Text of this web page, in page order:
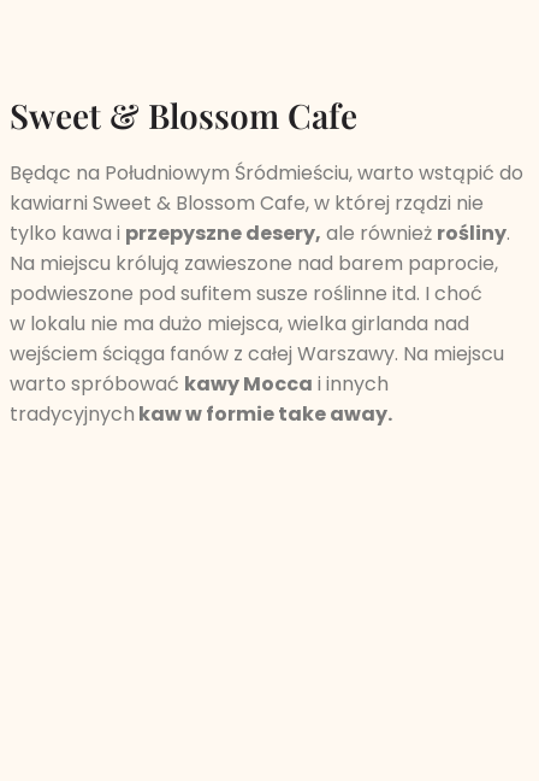
Sweet & Blossom Cafe
Będąc na Południowym Śródmieściu, warto wstąpić do
kawiarni Sweet & Blossom Cafe, w której rządzi nie
tylko kawa i przepyszne desery, ale również rośliny.
Na miejscu królują zawieszone nad barem paprocie,
podwieszone pod sufitem susze roślinne itd. I choć
w lokalu nie ma dużo miejsca, wielka girlanda nad
wejściem ściąga fanów z całej Warszawy. Na miejscu
warto spróbować kawy Mocca i innych
tradycyjnych kaw w formie take away.